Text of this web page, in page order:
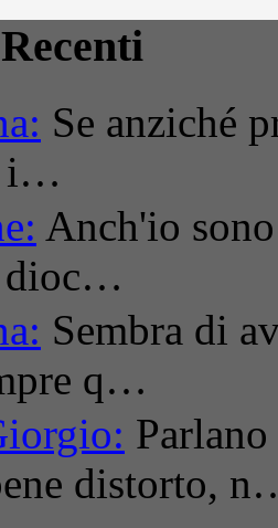
Se anziché
i…
Anch'io
dioc…
Sembra di
q…
distorto,